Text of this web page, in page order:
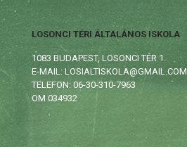
LOSONCI TÉRI ÁLTALÁNOS ISKOLA
1083 BUDAPEST, LOSONCI TÉR 1.
E-MAIL: LOSIALTISKOLA@GMAIL.COM
TELEFON: 06-30-310-7963
OM 034932